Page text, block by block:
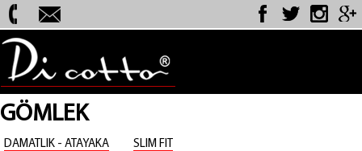
GÖMLEK
DAMATLIK - ATAYAKA
SLIM FIT